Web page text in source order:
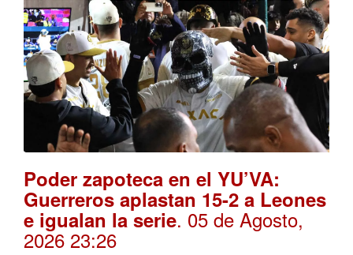
Poder zapoteca en el YU’VA:
Guerreros aplastan 15-2 a Leones
e igualan la serie. 05 de Agosto,
2026 23:26